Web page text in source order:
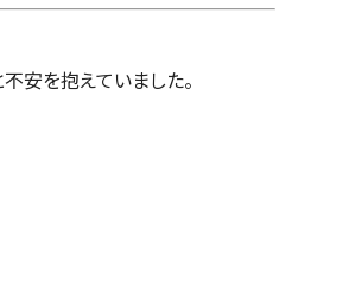
安を抱えていました。